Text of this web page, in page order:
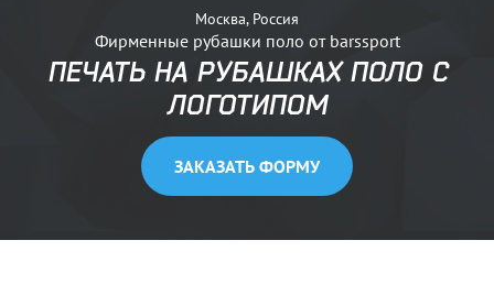
Москва, Россия
Фирменные рубашки поло от barssport
ПЕЧАТЬ НА РУБАШКАХ ПОЛО С
ЛОГОТИПОМ
ЗАКАЗАТЬ ФОРМУ